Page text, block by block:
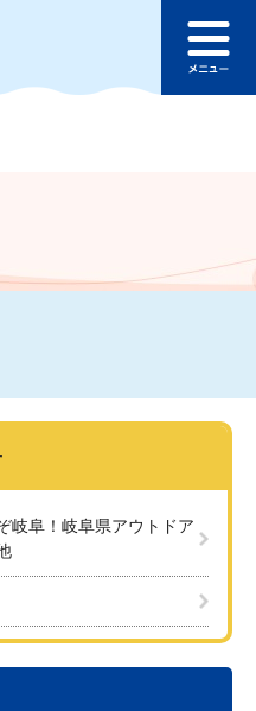
本文へ
ュ
岐阜！岐阜県アウトドア